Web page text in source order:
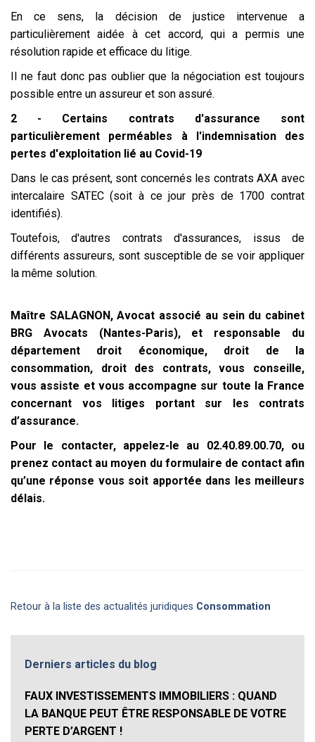
En ce sens, la décision de justice intervenue a
particulièrement aidée à cet accord, qui a permis une
résolution rapide et efficace du litige.
Il ne faut donc pas oublier que la négociation est toujours
possible entre un assureur et son assuré.
2 - Certains contrats d'assurance sont
particulièrement perméables à l'indemnisation des
pertes d'exploitation lié au Covid-19
Dans le cas présent, sont concernés les contrats AXA avec
intercalaire SATEC (soit à ce jour près de 1700 contrat
identifiés).
Toutefois, d'autres contrats d'assurances, issus de
différents assureurs, sont susceptible de se voir appliquer
la même solution.
Maître SALAGNON, Avocat associé au sein du cabinet
BRG Avocats (Nantes-Paris), et responsable du
département droit économique, droit de la
consommation, droit des contrats, vous conseille,
vous assiste et vous accompagne sur toute la France
concernant vos litiges portant sur les contrats
d’assurance.
Pour le contacter, appelez-le au 02.40.89.00.70, ou
prenez contact au moyen du formulaire de contact afin
qu’une réponse vous soit apportée dans les meilleurs
délais.
Retour à la liste des actualités juridiques Consommation
Derniers articles du blog
FAUX INVESTISSEMENTS IMMOBILIERS : QUAND
LA BANQUE PEUT ÊTRE RESPONSABLE DE VOTRE
PERTE D’ARGENT !